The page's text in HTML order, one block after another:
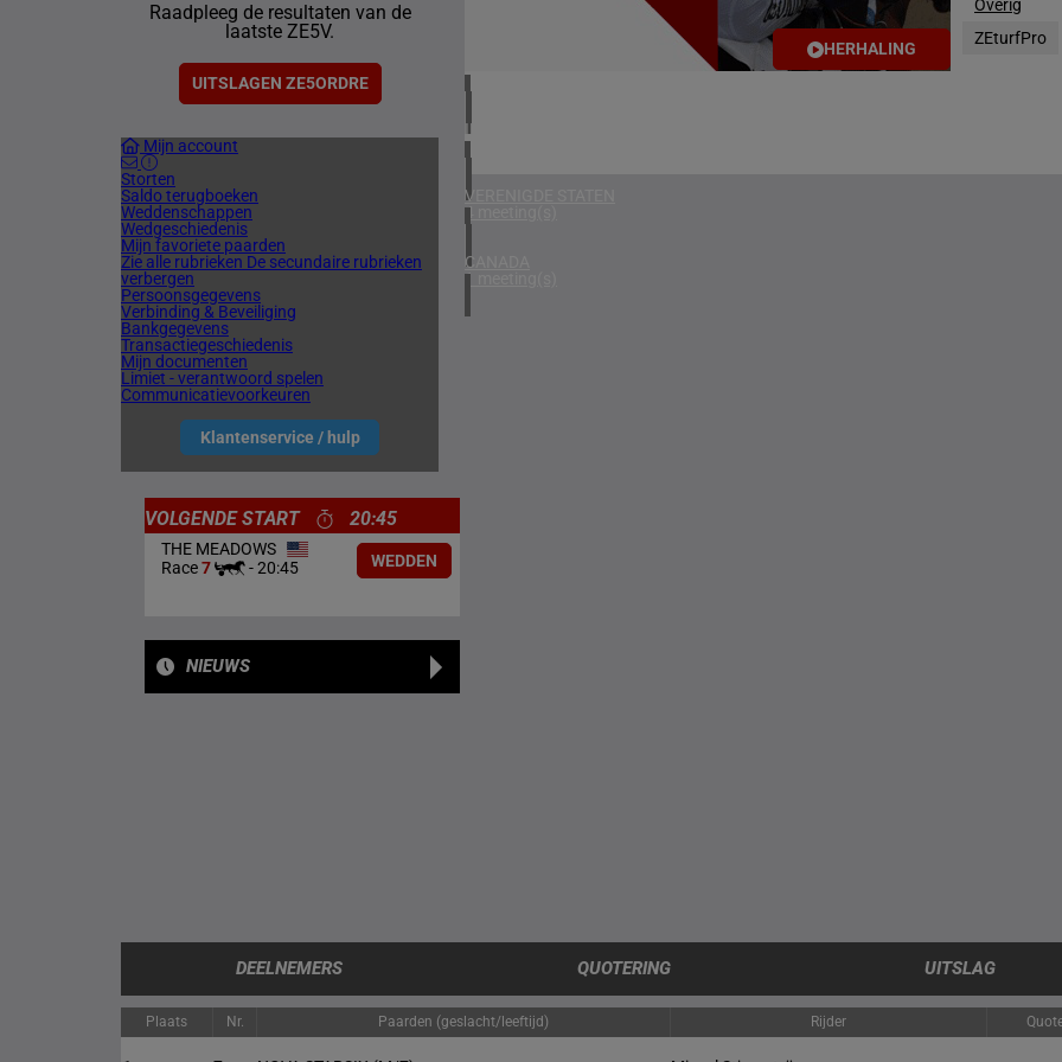
Raadpleeg de resultaten van de
laatste ZE5V.
UITSLAGEN ZE5ORDRE
Mijn account
Storten
Saldo terugboeken
Weddenschappen
Wedgeschiedenis
Mijn favoriete paarden
Zie alle rubrieken De secundaire rubrieken
verbergen
Persoonsgegevens
Verbinding & Beveiliging
Bankgegevens
Transactiegeschiedenis
Mijn documenten
Limiet - verantwoord spelen
Communicatievoorkeuren
Klantenservice / hulp
6 meeting(s)
IERLAND
2 meeting(s)
VERENIGDE STATEN
4 meeting(s)
CANADA
1 meeting(s)
HERHALING
Overig
ZEturfPro
VOLGENDE START 20:45
THE MEADOWS
Race7 -20:45 WEDDEN
NIEUWS
DEELNEMERS QUOTERING UITSLAG
Plaats Nr. Paarden (geslacht/leeftijd) Rijder